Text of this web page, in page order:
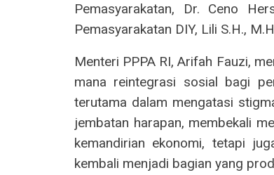
Pemasyarakatan, Dr. Ceno
Pemasyarakatan DIY, Lili S.H.,
Menteri PPPA RI, Arifah Fauzi,
mana reintegrasi sosial bagi
terutama dalam mengatasi
jembatan harapan, membekali
kemandirian ekonomi, tetapi
kembali menjadi bagian yang